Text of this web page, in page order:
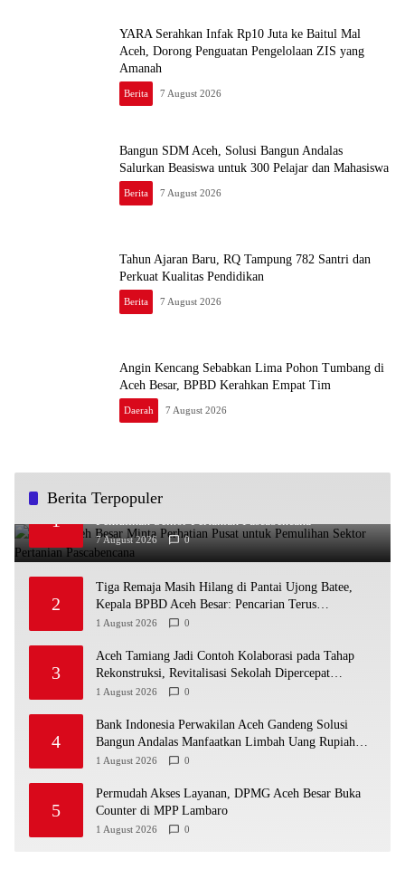
YARA Serahkan Infak Rp10 Juta ke Baitul Mal
Aceh, Dorong Penguatan Pengelolaan ZIS yang
Amanah
Berita 7 August 2026
Bangun SDM Aceh, Solusi Bangun Andalas
Salurkan Beasiswa untuk 300 Pelajar dan Mahasiswa
Berita 7 August 2026
Tahun Ajaran Baru, RQ Tampung 782 Santri dan
Perkuat Kualitas Pendidikan
Berita 7 August 2026
Angin Kencang Sebabkan Lima Pohon Tumbang di
Aceh Besar, BPBD Kerahkan Empat Tim
Daerah 7 August 2026
Berita Terpopuler
1
Bupati Aceh Besar Minta Perhatian Pusat untuk
Pemulihan Sektor Pertanian Pascabencana
7 August 2026 0
2
Tiga Remaja Masih Hilang di Pantai Ujong Batee,
Kepala BPBD Aceh Besar: Pencarian Terus
Dimaksimalkan
1 August 2026 0
3
Aceh Tamiang Jadi Contoh Kolaborasi pada Tahap
Rekonstruksi, Revitalisasi Sekolah Dipercepat
Libatkan Masyarakat
1 August 2026 0
4
Bank Indonesia Perwakilan Aceh Gandeng Solusi
Bangun Andalas Manfaatkan Limbah Uang Rupiah
Jadi Bahan Bakar Alternatif
1 August 2026 0
5
Permudah Akses Layanan, DPMG Aceh Besar Buka
Counter di MPP Lambaro
1 August 2026 0